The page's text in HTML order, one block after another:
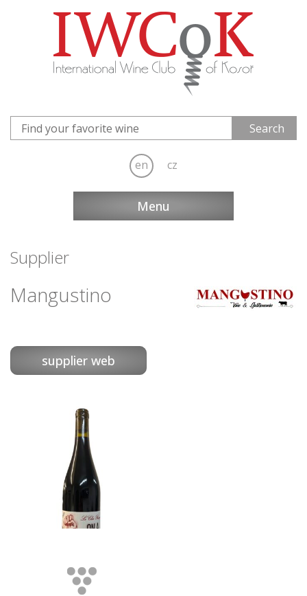
en cz
Menu
Supplier
Mangustino
supplier web